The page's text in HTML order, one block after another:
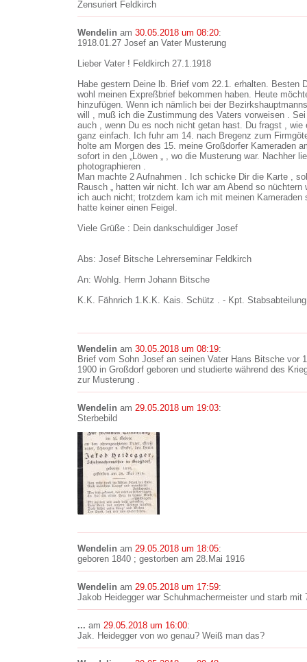
Zensuriert Feldkirch
Wendelin am 30.05.2018 um 08:20:
1918.01.27 Josef an Vater Musterung
Lieber Vater ! Feldkirch 27.1.1918
Habe gestern Deine lb. Brief vom 22.1. erhalten. Besten
wohl meinen Expreßbrief bekommen haben. Heute
hinzufügen. Wenn ich nämlich bei der
will , muß ich die Zustimmung des Vaters vorweisen .
auch , wenn Du es noch nicht getan hast. Du fragst , wie
ganz einfach. Ich fuhr am 14. nach Bregenz zum
holte am Morgen des 15. meine Großdorfer Kameraden
sofort in den „Löwen „ , wo die Musterung war. Nachher
photographieren .
Man machte 2 Aufnahmen . Ich schicke Dir die Karte ,
Rausch „ hatten wir nicht. Ich war am Abend so
ich auch nicht; trotzdem kam ich mit meinen Kameraden
hatte keiner einen Feigel.
Viele Grüße : Dein dankschuldiger Josef
Abs: Josef Bitsche Lehrerseminar Feldkirch
An: Wohlg. Herrn Johann Bitsche
K.K. Fähnrich 1.K.K. Kais. Schütz . - Kpt.
Wendelin am 30.05.2018 um 08:19:
Brief vom Sohn Josef an seinen Vater Hans Bitsche vor
1900 in Großdorf geboren und studierte während des
zur Musterung .
Wendelin am 29.05.2018 um 19:03:
Sterbebild
Wendelin am 29.05.2018 um 18:05:
geboren 1840 ; gestorben am 28.Mai 1916
Wendelin am 29.05.2018 um 17:59:
Jakob Heidegger war Schuhmachermeister und starb mit
... am 29.05.2018 um 16:00:
Jak. Heidegger von wo genau? Weiß man das?